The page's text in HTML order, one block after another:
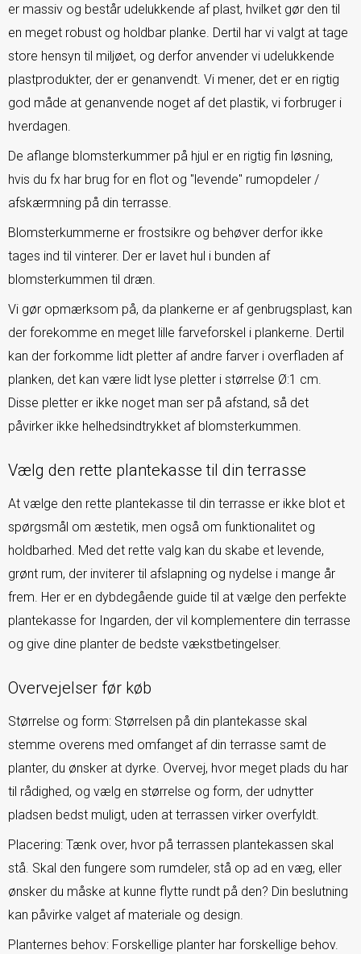
er massiv og består udelukkende af plast, hvilket gør den til
en meget robust og holdbar planke. Dertil har vi valgt at tage
store hensyn til miljøet, og derfor anvender vi udelukkende
plastprodukter, der er genanvendt. Vi mener, det er en rigtig
god måde at genanvende noget af det plastik, vi forbruger i
hverdagen.
De aflange blomsterkummer på hjul er en rigtig fin løsning,
hvis du fx har brug for en flot og "levende" rumopdeler /
afskærmning på din terrasse.
Blomsterkummerne er frostsikre og behøver derfor ikke
tages ind til vinterer. Der er lavet hul i bunden af
blomsterkummen til dræn.
Vi gør opmærksom på, da plankerne er af genbrugsplast, kan
der forekomme en meget lille farveforskel i plankerne. Dertil
kan der forkomme lidt pletter af andre farver i overfladen af
planken, det kan være lidt lyse pletter i størrelse Ø:1 cm.
Disse pletter er ikke noget man ser på afstand, så det
påvirker ikke helhedsindtrykket af blomsterkummen.
Vælg den rette plantekasse til din terrasse
At vælge den rette plantekasse til din terrasse er ikke blot et
spørgsmål om æstetik, men også om funktionalitet og
holdbarhed. Med det rette valg kan du skabe et levende,
grønt rum, der inviterer til afslapning og nydelse i mange år
frem. Her er en dybdegående guide til at vælge den perfekte
plantekasse for Ingarden, der vil komplementere din terrasse
og give dine planter de bedste vækstbetingelser.
Overvejelser før køb
Størrelse og form: Størrelsen på din plantekasse skal
stemme overens med omfanget af din terrasse samt de
planter, du ønsker at dyrke. Overvej, hvor meget plads du har
til rådighed, og vælg en størrelse og form, der udnytter
pladsen bedst muligt, uden at terrassen virker overfyldt.
Placering: Tænk over, hvor på terrassen plantekassen skal
stå. Skal den fungere som rumdeler, stå op ad en væg, eller
ønsker du måske at kunne flytte rundt på den? Din beslutning
kan påvirke valget af materiale og design.
Planternes behov: Forskellige planter har forskellige behov.